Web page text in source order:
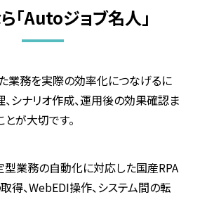
「Autoジョブ名人」
業務を実際の効率化につなげるに
シナリオ作成、運用後の効果確認ま
が大切です。
型業務の自動化に対応した国産RPA
得、WebEDI操作、システム間の転